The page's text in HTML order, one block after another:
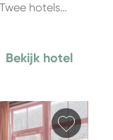
hotels…
Bekijk hotel